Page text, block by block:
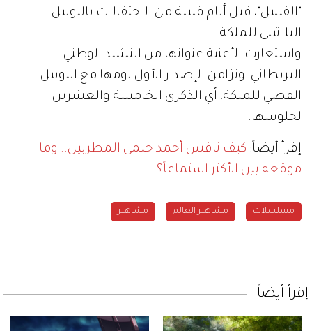
"الفينيل"، قبل أيام قليلة من الاحتفالات باليوبيل
البلاتيني للملكة.
واستعارت الأغنية عنوانها من النشيد الوطني
البريطاني، وتزامن الإصدار الأول يومها مع اليوبيل
الفضي للملكة، أي الذكرى الخامسة والعشرين
لجلوسها.
إقرأ أيضاً: كيف نافس أحمد حلمي المطربين.. وما
موقعه بين الأكثر استماعاً؟
مسلسلات مشاهير العالم مشاهير
إقرأ أيضاً